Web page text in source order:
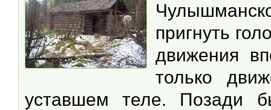
пригнуть
движения
только
уставшем теле. Позади